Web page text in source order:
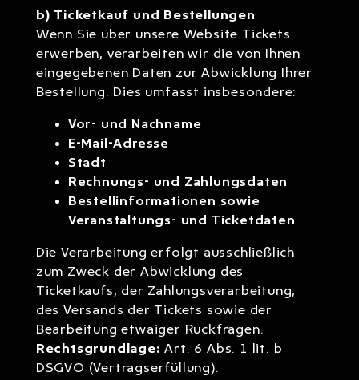
b) Ticketkauf und Bestellungen
Wenn Sie über unsere Website Tickets
erwerben, verarbeiten wir die von Ihnen
eingegebenen Daten zur Abwicklung Ihrer
Bestellung. Dies umfasst insbesondere:
Vor- und Nachname
E-Mail-Adresse
Stadt
Rechnungs- und Zahlungsdaten
Bestellinformationen sowie
Veranstaltungs- und Ticketdaten
Die Verarbeitung erfolgt ausschließlich
zum Zweck der Abwicklung des
Ticketkaufs, der Zahlungsverarbeitung,
des Versands der Tickets sowie der
Bearbeitung etwaiger Rückfragen.
Rechtsgrundlage: Art. 6 Abs. 1 lit. b
DSGVO (Vertragserfüllung).